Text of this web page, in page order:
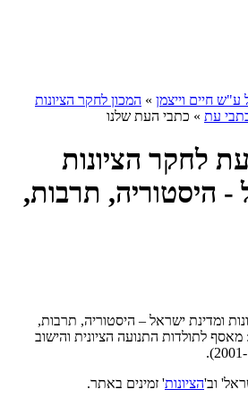
ע"ש חיים וייצמן » המכון לחקר הציונות
עת » כתבי העת שלנו
לחקר הציונות
- היסטוריה, תרבות,
ומדינת ישראל – היסטוריה, תרבות,
לתולדות התנועה הציונית והישוב
וב'הציונות' זמינים באתר.